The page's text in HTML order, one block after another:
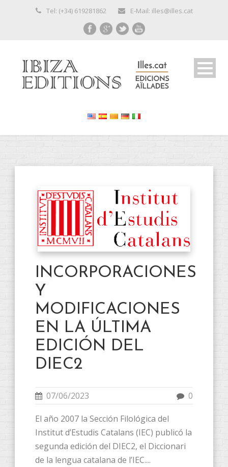
Tel: (+34) 619281862 E-Mail: illes@illes.cat
INCORPORACIONES
Y
MODIFICACIONES
EN LA ÚLTIMA
EDICIÓN DEL
DIEC2
07/06/2023 0
El año 2007 la Sección Filológica del
Institut d’Estudis Catalans (IEC) publicó la
segunda edición del DIEC2, el Diccionari
de la lengua catalana de l’IEC....